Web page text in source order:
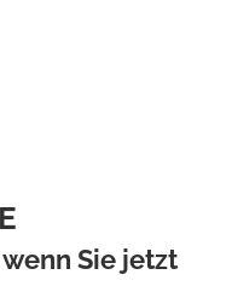
Sie jetzt